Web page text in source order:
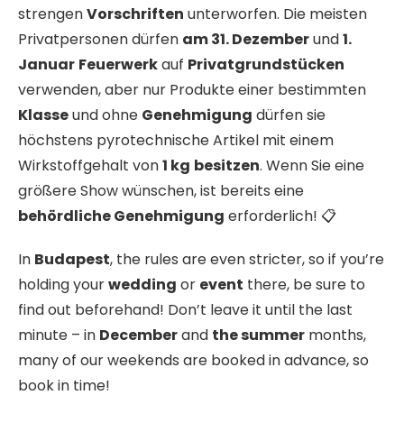
strengenVorschriften unterworfen. Die meisten
Privatpersonen dürfen am 31. Dezemberund1.
Januar Feuerwerkauf Privatgrundstücken
verwenden, aber nur Produkte einer bestimmten
Klasseund ohne Genehmigung dürfen sie
höchstens pyrotechnische Artikel mit einem
Wirkstoffgehalt von1 kg besitzen. Wenn Sie eine
größere Show wünschen, ist bereits eine
behördliche Genehmigung erforderlich! 📋
In Budapest, the rules are even stricter, so if you’re
holding yourwedding or event there, be sure to
find out beforehand! Don’t leave it until the last
minute – in Decemberand the summer months,
many of our weekends are booked in advance, so
book in time!